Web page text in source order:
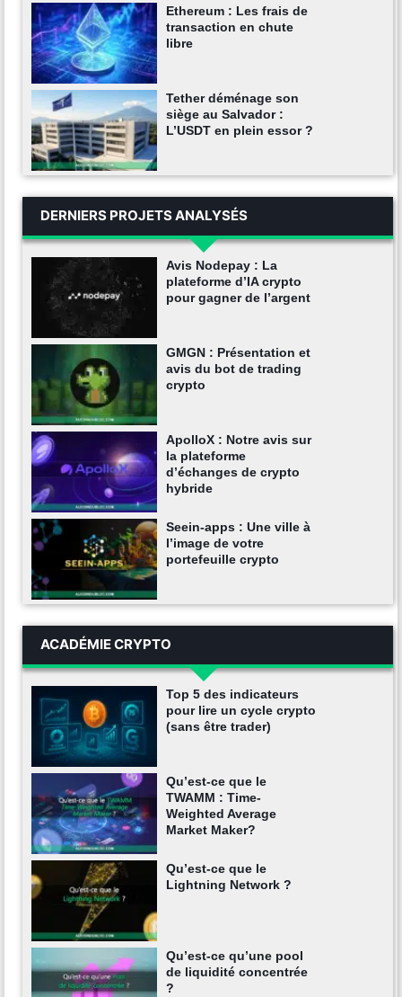
Ethereum : Les frais de
transaction en chute
libre
Tether déménage son
siège au Salvador :
L’USDT en plein essor ?
DERNIERS PROJETS ANALYSÉS
Avis Nodepay : La
plateforme d’IA crypto
pour gagner de l’argent
GMGN : Présentation et
avis du bot de trading
crypto
ApolloX : Notre avis sur
la plateforme
d’échanges de crypto
hybride
Seein-apps : Une ville à
l’image de votre
portefeuille crypto
ACADÉMIE CRYPTO
Top 5 des indicateurs
pour lire un cycle crypto
(sans être trader)
Qu’est-ce que le
TWAMM : Time-
Weighted Average
Market Maker?
Qu’est-ce que le
Lightning Network ?
Qu’est-ce qu’une pool
de liquidité concentrée
?